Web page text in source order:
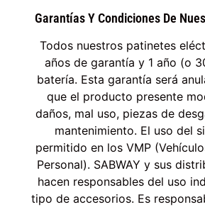
Garantías Y Condiciones De
Todos nuestros patinetes
años de garantía y 1 año (o
batería. Esta garantía será
que el producto presente
daños, mal uso, piezas de
mantenimiento. El uso del
permitido en los VMP
Personal). SABWAY y sus
hacen responsables del uso
tipo de accesorios. Es